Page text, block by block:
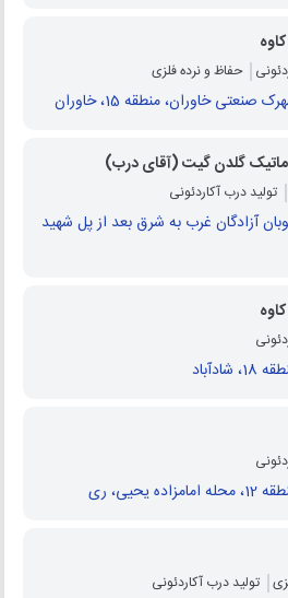
حفاظ و نرده فلزی
صنعتی خاوران، منطقه 15، خاوران
گلدن گیت (آقای درب)
تولید درب آکاردئونی
آزادگان غرب به شرق بعد از پل شهید
یحیی، ری
تولید درب آکاردئونی